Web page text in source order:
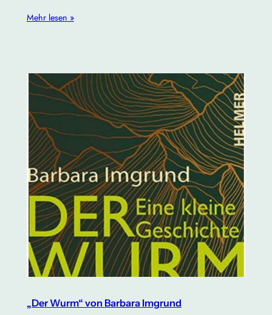
Mehr lesen »
„Der Wurm“ von Barbara Imgrund